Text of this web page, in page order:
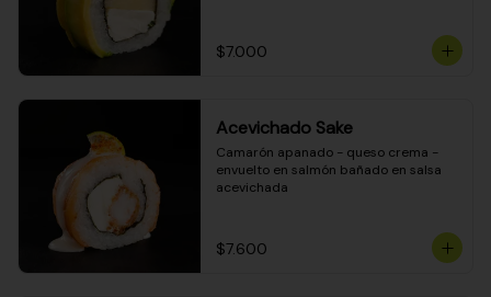
$7.000
Acevichado Sake
Camarón apanado - queso crema -
envuelto en salmón bañado en salsa
acevichada
$7.600